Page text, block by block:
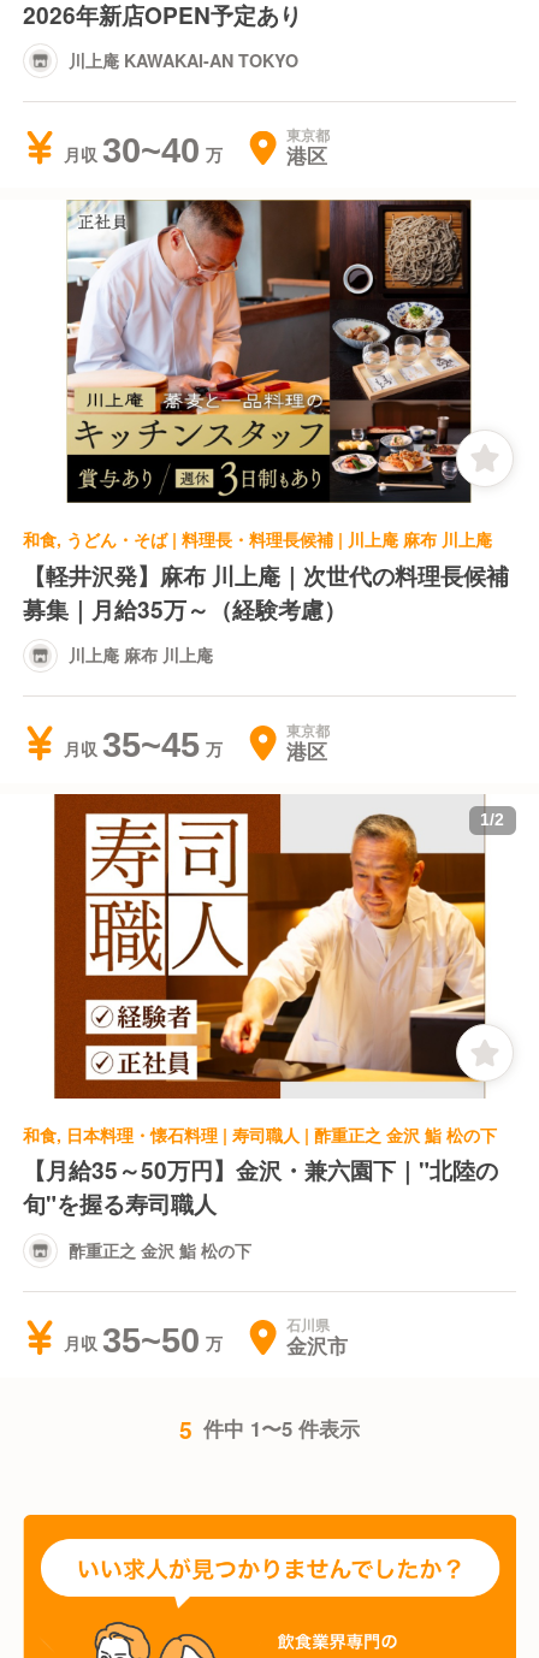
2026年新店OPEN予定あり
川上庵 KAWAKAI-AN TOKYO
月収 30~40 東京都
港区
和食, うどん・そば | 料理長・料理長候補 | 川上庵 麻布 川上庵
【軽井沢発】麻布 川上庵｜次世代の料理長候補
募集｜月給35万～（経験考慮）
川上庵 麻布 川上庵
月収 35~45 東京都
港区
1/2
和食, 日本料理・懐石料理 | 寿司職人 | 酢重正之 金沢 鮨 松の下
【月給35～50万円】金沢・兼六園下｜"北陸の
旬"を握る寿司職人
酢重正之 金沢 鮨 松の下
月収 35~50 石川県
金沢市
5 件中 1〜5 件表示